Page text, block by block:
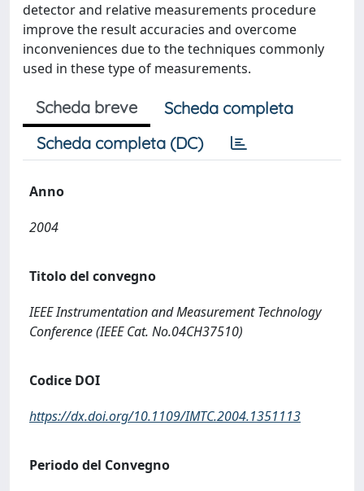
detector and relative measurements procedure
improve the result accuracies and overcome
inconveniences due to the techniques commonly
used in these type of measurements.
Scheda breve
Scheda completa
Scheda completa (DC)
Anno
2004
Titolo del convegno
IEEE Instrumentation and Measurement Technology
Conference (IEEE Cat. No.04CH37510)
Codice DOI
https://dx.doi.org/10.1109/IMTC.2004.1351113
Periodo del Convegno